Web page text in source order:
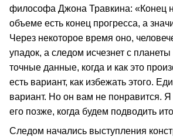
философа Джона Травкина: «Конец
объеме есть конец прогресса, а
Через некоторое время оно,
упадок, а следом исчезнет с
точные данные, когда и как это
есть вариант, как избежать этого.
вариант. Но он вам не понравится. Я
его позже, когда будем подводить
Следом начались выступления